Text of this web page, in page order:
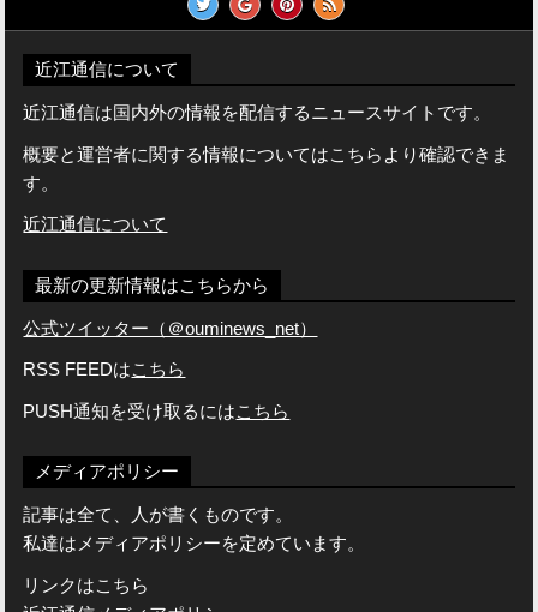
近江通信について
近江通信は国内外の情報を配信するニュースサイトです。
概要と運営者に関する情報についてはこちらより確認できま
す。
近江通信について
最新の更新情報はこちらから
公式ツイッター（＠ouminews_net）
RSS FEEDはこちら
PUSH通知を受け取るにはこちら
メディアポリシー
記事は全て、人が書くものです。
私達はメディアポリシーを定めています。
リンクはこちら